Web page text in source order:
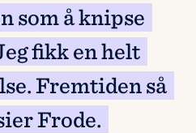
som å knipse
fikk en helt
Fremtiden så
Frode.